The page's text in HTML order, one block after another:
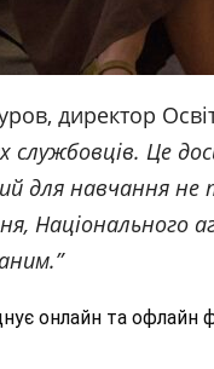
директор
службовців. Це
для навчання не
Національного
онлайн та офлайн